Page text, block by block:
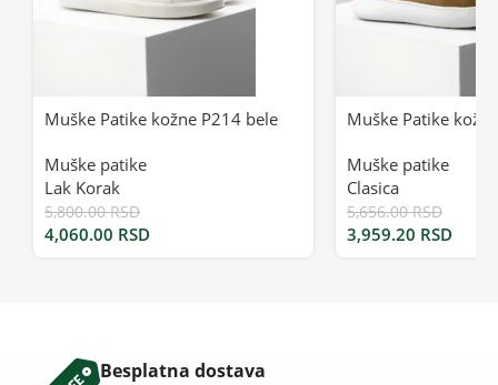
Muške Patike kožne P214 bele
Muške patike
Lak Korak
5,800.00RSD
4,060.00 RSD
Muške Patike
Muške patike
Clasica
5,656.00RSD
3,959.20 RSD
Besplatna dostava